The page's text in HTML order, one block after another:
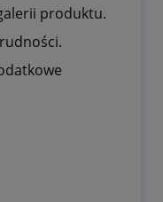
produktu.